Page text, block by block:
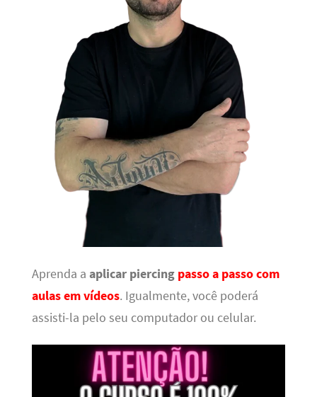
Aprenda a aplicar piercing passo a passo com
aulas em vídeos. Igualmente, você poderá
assisti-la pelo seu computador ou celular.